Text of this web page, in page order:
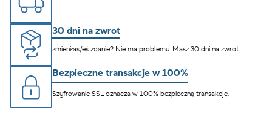
30 dni na zwrot
zmieniłaś/eś zdanie? Nie ma problemu. Masz 30 dni na zwrot.
Bezpieczne transakcje w 100%
Szyfrowanie SSL oznacza w 100% bezpieczną transakcję.